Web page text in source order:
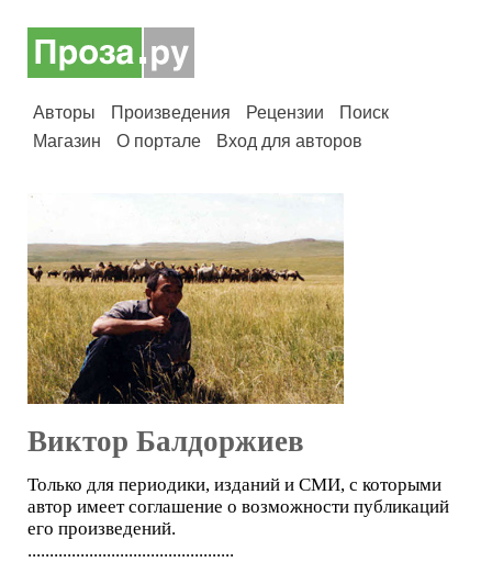
Авторы Произведения Рецензии
Поиск
Магазин
О портале Вход для авторов
Виктор Балдоржиев
Только для периодики, изданий и СМИ, с которыми
автор имеет соглашение о возможности публикаций
его произведений.
...............................................